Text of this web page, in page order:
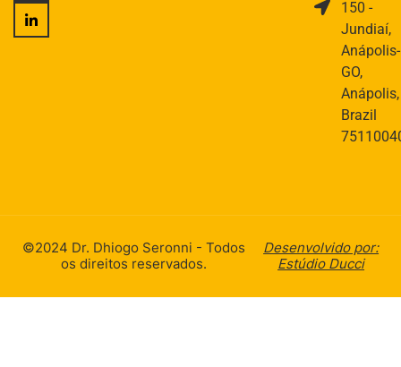
150 -
Jundiaí,
Anápolis-
GO,
Anápolis,
Brazil
©2024 Dr. Dhiogo Seronni - Todos
os direitos reservados.
Desenvolvido por:
Estúdio Ducci